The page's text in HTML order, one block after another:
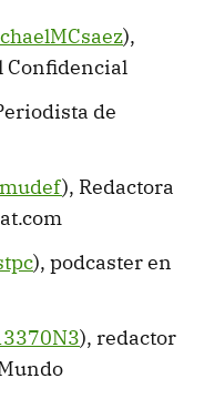
),
Confidencial
de
), Redactora
), podcaster en
), redactor